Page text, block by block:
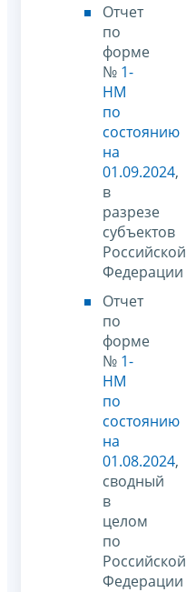
Отчет
по
форме
№ 1-
НМ
по
состоянию
на
01.09.2024,
в
разрезе
субъектов
Российской
Федерации
Отчет
по
форме
№ 1-
НМ
по
состоянию
на
01.08.2024,
сводный
в
целом
по
Российской
Федерации